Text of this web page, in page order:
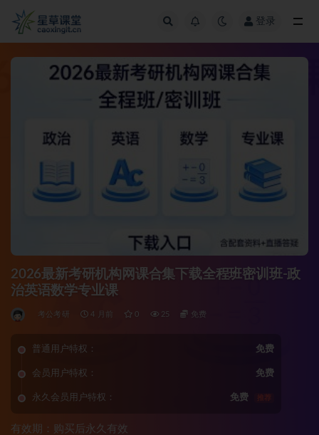
登录
2026最新考研机构网课合集下载全程班密训班-政
治英语数学专业课
考公考研 4 月前 0 25 免费
普通用户特权： 免费
会员用户特权： 免费
永久会员用户特权： 免费 推荐
有效期：购买后永久有效